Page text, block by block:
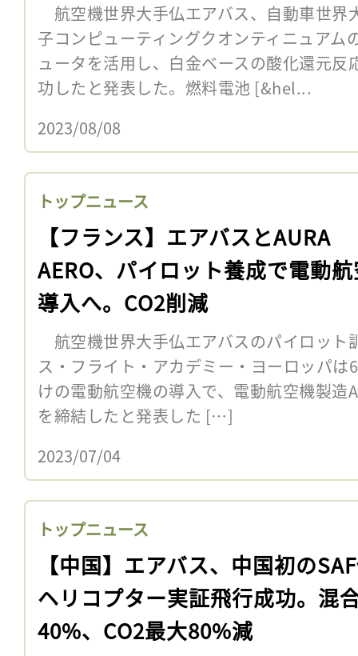
航空機世界大手仏エアバス、自動車世界
子コンピューティングクオンティニュアム
ュータを活用し、白金ベースの酸化還元反
功したと発表した。燃料電池 [&hel...
2023/08/08
トップニュース
【フランス】エアバスとAURA
AERO、パイロット養成で電動
導入へ。CO2削減
航空機世界大手仏エアバスのパイロット
ス・フライト・アカデミー・ヨーロッパ
けの電動航空機の導入で、電動航空機製造
を締結したと発表した […]
2023/07/04
トップニュース
【中国】エアバス、中国初の
ヘリコプター実証飛行成功。混
40%、CO2最大80%減